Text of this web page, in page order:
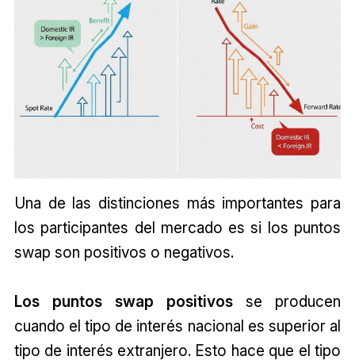
Una de las distinciones más importantes para
los participantes del mercado es si los puntos
swap son positivos o negativos.
Los puntos swap positivos se producen
cuando el tipo de interés nacional es superior al
tipo de interés extranjero. Esto hace que el tipo